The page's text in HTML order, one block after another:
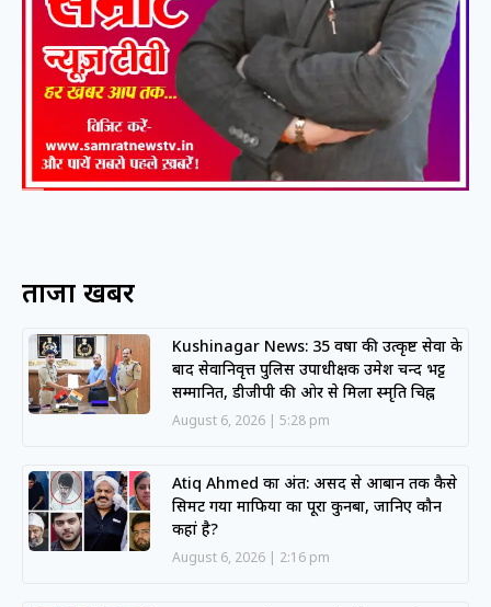
ताजा खबरें
Kushinagar News: 35 वर्षों की उत्कृष्ट सेवा के
बाद सेवानिवृत्त पुलिस उपाधीक्षक उमेश चन्द भट्ट
सम्मानित, डीजीपी की ओर से मिला स्मृति चिह्न
August 6, 2026 5:28 pm
Atiq Ahmed का अंत: असद से आबान तक कैसे
सिमट गया माफिया का पूरा कुनबा, जानिए कौन
कहां है?
August 6, 2026 2:16 pm